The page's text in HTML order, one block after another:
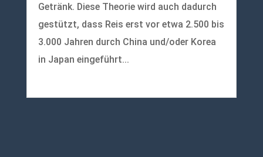
Getränk. Diese Theorie wird auch dadurch
gestützt, dass Reis erst vor etwa 2.500 bis
3.000 Jahren durch China und/oder Korea
in Japan eingeführt...